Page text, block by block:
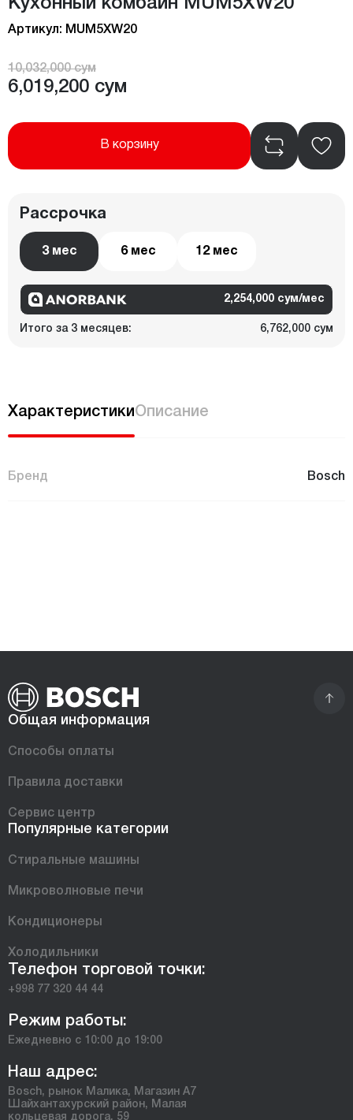
Кухонный комбайн MUM5XW20
Артикул: MUM5XW20
10,032,000 сум
6,019,200 сум
В корзину
Рассрочка
3 мес 6 мес 12 мес
2,254,000 сум/мес
Итого за 3 месяцев: 6,762,000 сум
ХарактеристикиОписание
Бренд Bosch
Общая информация
Способы оплаты
Правила доставки
Сервис центр
Популярные категории
Стиральные машины
Микроволновые печи
Кондиционеры
Холодильники
Телефон торговой точки:
+998 77 320 44 44
Режим работы:
Ежедневно с 10:00 до 19:00
Наш адрес:
Bosch, рынок Малика, Магазин А7
Шайхантахурский район, Малая
кольцевая дорога, 59